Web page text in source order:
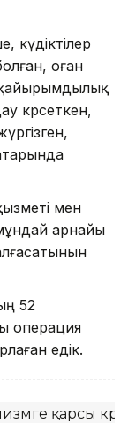
күдіктілер
оған
көрсеткен,
мен
арнайы
52
операция
едік.
қарсы